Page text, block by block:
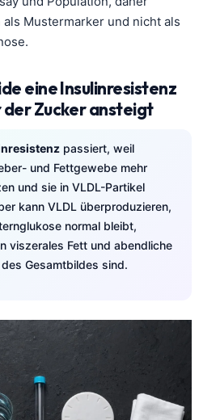
Mustermarker und nicht als
eine Insulinresistenz
der Zucker ansteigt
passiert, weil
und Fettgewebe mehr
und sie in VLDL-Partikel
kann VLDL überproduzieren,
normal bleibt,
viszerales Fett und abendliche
Gesamtbildes sind.